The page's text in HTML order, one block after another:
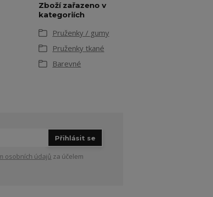
Zboží zařazeno v
kategoriích
Pruženky / gumy
Pruženky tkané
Barevné
Přihlásit se
osobních údajů za účelem